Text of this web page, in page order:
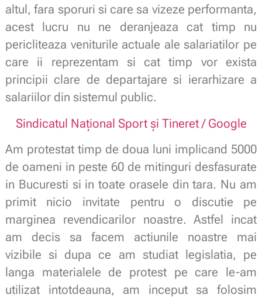
altul, fara sporuri si care sa vizeze performanta,
acest lucru nu ne deranjeaza cat timp nu
pericliteaza veniturile actuale ale salariatilor pe
care ii reprezentam si cat timp vor exista
principii clare de departajare si ierarhizare a
salariilor din sistemul public.
Sindicatul Național Sport și Tineret / Google
Am protestat timp de doua luni implicand 5000
de oameni in peste 60 de mitinguri desfasurate
in Bucuresti si in toate orasele din tara. Nu am
primit nicio invitate pentru o discutie pe
marginea revendicarilor noastre. Astfel incat
am decis sa facem actiunile noastre mai
vizibile si dupa ce am studiat legislatia, pe
langa materialele de protest pe care le-am
utilizat intotdeauna, am inceput sa folosim